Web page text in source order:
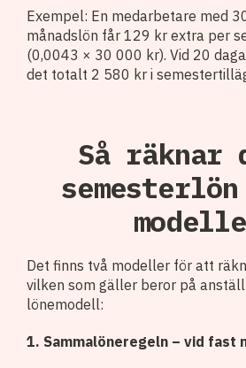
Exempel: En medarbetare med
månadslön får 129 kr extra per
(0,0043 × 30 000 kr). Vid 20
det totalt 2 580 kr i
Så räknar
Det finns två modeller för att
vilken som gäller beror på
lönemodell:
1. Sammalöneregeln – vid fast